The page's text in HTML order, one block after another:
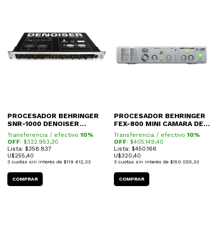
PROCESADOR BEHRINGER
SNR-1000 DENOISER
(REDUCTOR DE RUIDOS)
Transferencia / efectivo 10%
OFF: $322.953,30
Lista: $358.837
U$255,40
3 cuotas sin interés de $119.612,33
PROCESADOR BEHRINGER
FEX-800 MINI CAMARA DE
EFECTOS
Transferencia / efectivo 10%
OFF: $405.149,40
Lista: $450.166
U$320,40
3 cuotas sin interés de $150.055,33